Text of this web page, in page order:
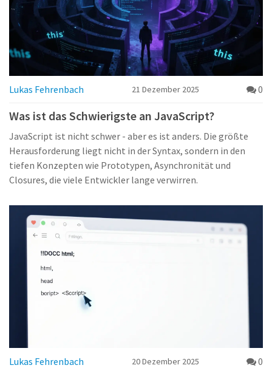
Lukas Fehrenbach 21 Dezember 2025 0
Was ist das Schwierigste an JavaScript?
JavaScript ist nicht schwer - aber es ist anders. Die größte
Herausforderung liegt nicht in der Syntax, sondern in den
tiefen Konzepten wie Prototypen, Asynchronität und
Closures, die viele Entwickler lange verwirren.
Lukas Fehrenbach 20 Dezember 2025 0